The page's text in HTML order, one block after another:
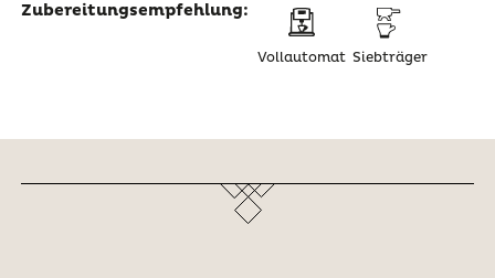
Zubereitungsempfehlung:
Vollautomat Siebträger